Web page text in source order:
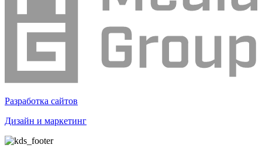
Разработка сайтов
Дизайн и маркетинг